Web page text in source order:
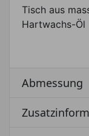
Tisch aus
Hartwachs-Öl
Abmessung